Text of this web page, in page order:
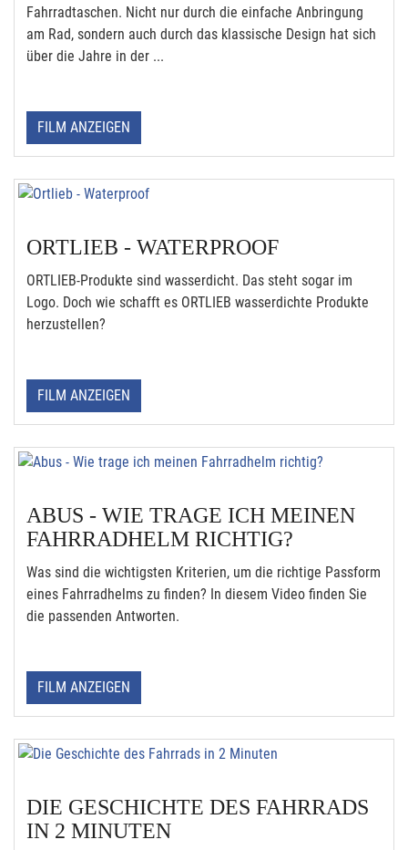
Fahrradtaschen. Nicht nur durch die einfache Anbringung
am Rad, sondern auch durch das klassische Design hat sich
über die Jahre in der ...
FILM ANZEIGEN
ORTLIEB - WATERPROOF
ORTLIEB-Produkte sind wasserdicht. Das steht sogar im
Logo. Doch wie schafft es ORTLIEB wasserdichte Produkte
herzustellen?
FILM ANZEIGEN
ABUS - WIE TRAGE ICH MEINEN
FAHRRADHELM RICHTIG?
Was sind die wichtigsten Kriterien, um die richtige Passform
eines Fahrradhelms zu finden? In diesem Video finden Sie
die passenden Antworten.
FILM ANZEIGEN
DIE GESCHICHTE DES FAHRRADS
IN 2 MINUTEN